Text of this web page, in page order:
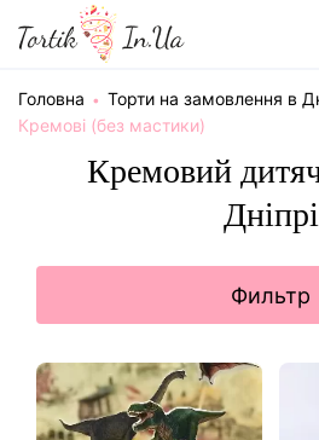
Головна Торти на замовлення в
Кремові (без мастики)
Кремовий
Дніпрі
Фильтр